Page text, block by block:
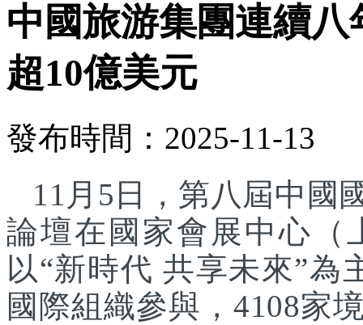
中國旅游集團連續
超10億美元
發布時間：2025-11-13
11月5日，第八屆中國
論壇在國家會展中心（
以“新時代 共享未來”為
國際組織參與，4108家